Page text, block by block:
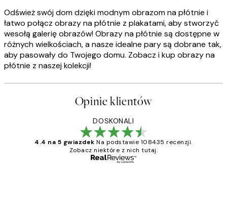
Odśwież swój dom dzięki modnym obrazom na płótnie i
łatwo połącz obrazy na płótnie z plakatami, aby stworzyć
wesołą galerię obrazów! Obrazy na płótnie są dostępne w
różnych wielkościach, a nasze idealne pary są dobrane tak,
aby pasowały do Twojego domu. Zobacz i kup obrazy na
płótnie z naszej kolekcji!
Opinie klientów
DOSKONALI
4.4 na 5 gwiazdek Na podstawie 108435 recenzji.
Zobacz niektóre z nich tutaj.